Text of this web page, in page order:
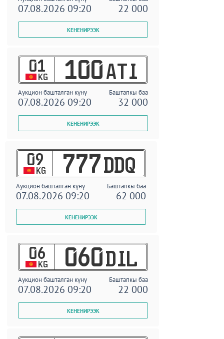
07.08.2026 09:20 22 000
01
KG 100 ATI
Аукцион башталган күнү Баштапкы баа
07.08.2026 09:20 32 000
09
KG 777 DDQ
Аукцион башталган күнү Баштапкы баа
07.08.2026 09:20 62 000
06
KG 060 DIL
Аукцион башталган күнү Баштапкы баа
07.08.2026 09:20 22 000